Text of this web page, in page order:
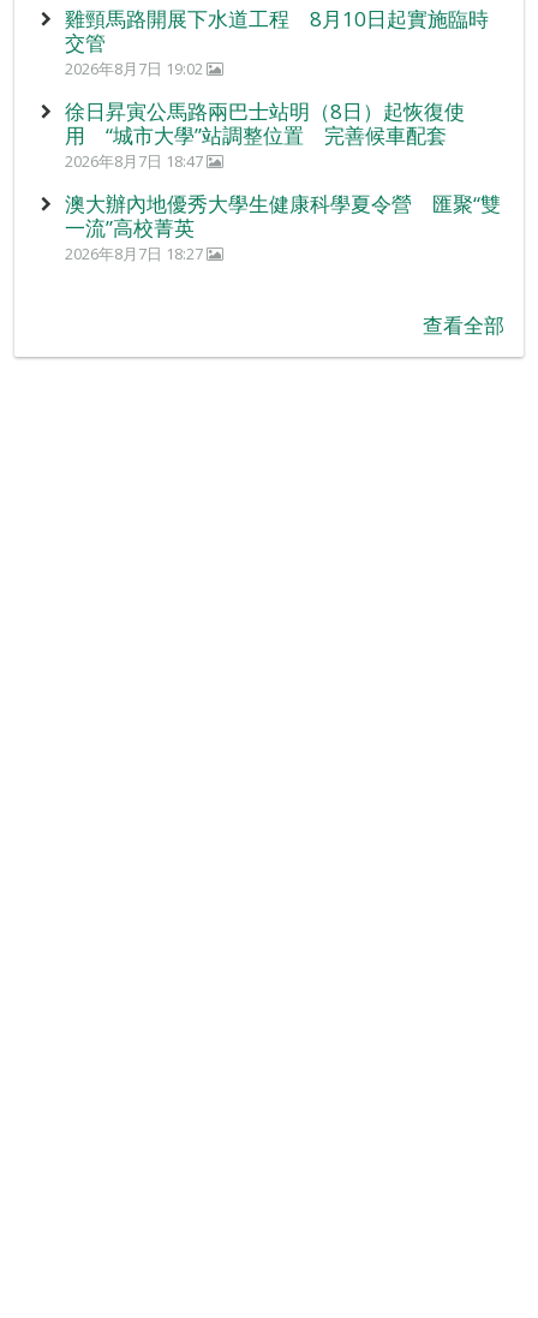
雞頸馬路開展下水道工程 8月10日起實施臨時
交管
2026年8月7日 19:02
徐日昇寅公馬路兩巴士站明（8日）起恢復使
用 “城市大學”站調整位置 完善候車配套
2026年8月7日 18:47
澳大辦內地優秀大學生健康科學夏令營 匯聚“雙
一流”高校菁英
2026年8月7日 18:27
查看全部